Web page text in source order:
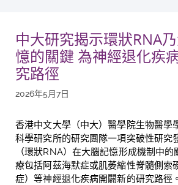
中大研究揭示環狀RNA
憶的關鍵 為神經退化疾
究路徑
2026年5月7日
香港中文大學（中大）醫學院生物醫學
科學研究所的研究團隊一項突破性研究
（環狀RNA）在大腦記憶形成機制中的
療包括阿茲海默症或肌萎縮性脊髓側索
症）等神經退化疾病開闢新的研究路徑